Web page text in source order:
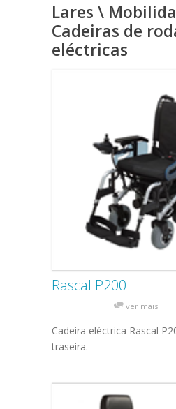
Lares \
Cadeiras de
eléctricas
Rascal P200
ver mais
Cadeira eléctrica Rascal
traseira.